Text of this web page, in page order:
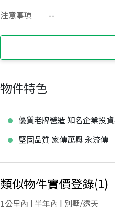
注意事項
--
物件特色
優質老牌營造 知名企業投
堅固品質 家傳萬興 永流傳
類似物件實價登錄(1)
1公里內 | 半年內 | 別墅/透天